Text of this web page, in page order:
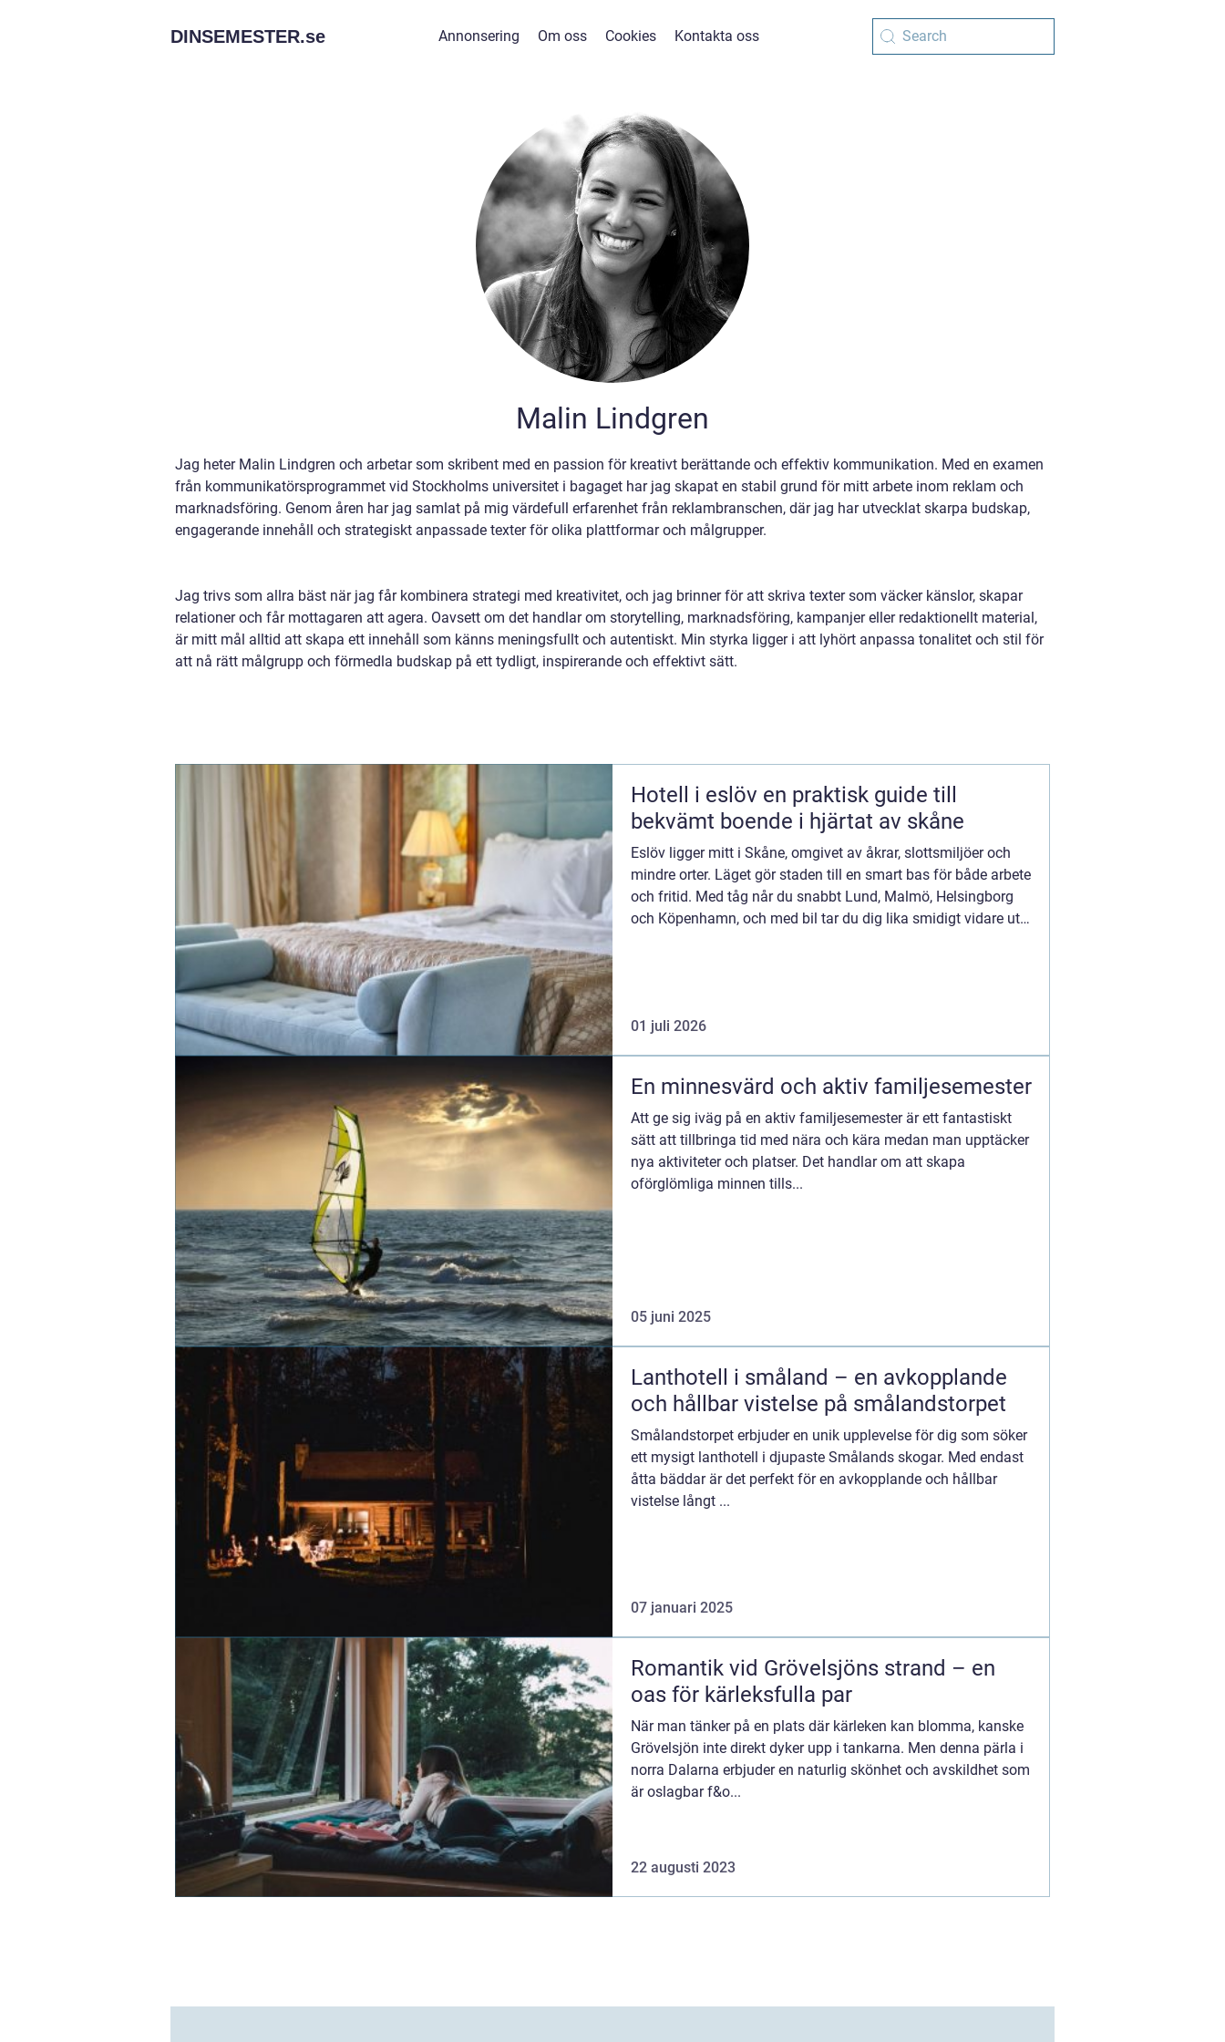
DINSEMESTER.se Annonsering Om oss Cookies Kontakta oss
Malin Lindgren
Jag heter Malin Lindgren och arbetar som skribent med en passion för kreativt berättande och effektiv kommunikation. Med en examen
från kommunikatörsprogrammet vid Stockholms universitet i bagaget har jag skapat en stabil grund för mitt arbete inom reklam och
marknadsföring. Genom åren har jag samlat på mig värdefull erfarenhet från reklambranschen, där jag har utvecklat skarpa budskap,
engagerande innehåll och strategiskt anpassade texter för olika plattformar och målgrupper.
Jag trivs som allra bäst när jag får kombinera strategi med kreativitet, och jag brinner för att skriva texter som väcker känslor, skapar
relationer och får mottagaren att agera. Oavsett om det handlar om storytelling, marknadsföring, kampanjer eller redaktionellt material,
är mitt mål alltid att skapa ett innehåll som känns meningsfullt och autentiskt. Min styrka ligger i att lyhört anpassa tonalitet och stil för
att nå rätt målgrupp och förmedla budskap på ett tydligt, inspirerande och effektivt sätt.
Hotell i eslöv en praktisk guide till
bekvämt boende i hjärtat av skåne
Eslöv ligger mitt i Skåne, omgivet av åkrar, slottsmiljöer och
mindre orter. Läget gör staden till en smart bas för både arbete
och fritid. Med tåg når du snabbt Lund, Malmö, Helsingborg
och Köpenhamn, och med bil tar du dig lika smidigt vidare ut
01 juli 2026
En minnesvärd och aktiv familjesemester
Att ge sig iväg på en aktiv familjesemester är ett fantastiskt
sätt att tillbringa tid med nära och kära medan man upptäcker
nya aktiviteter och platser. Det handlar om att skapa
oförglömliga minnen tills...
05 juni 2025
Lanthotell i småland – en avkopplande
och hållbar vistelse på smålandstorpet
Smålandstorpet erbjuder en unik upplevelse för dig som söker
ett mysigt lanthotell i djupaste Smålands skogar. Med endast
åtta bäddar är det perfekt för en avkopplande och hållbar
vistelse långt ...
07 januari 2025
Romantik vid Grövelsjöns strand – en
oas för kärleksfulla par
När man tänker på en plats där kärleken kan blomma, kanske
Grövelsjön inte direkt dyker upp i tankarna. Men denna pärla i
norra Dalarna erbjuder en naturlig skönhet och avskildhet som
är oslagbar f&o...
22 augusti 2023